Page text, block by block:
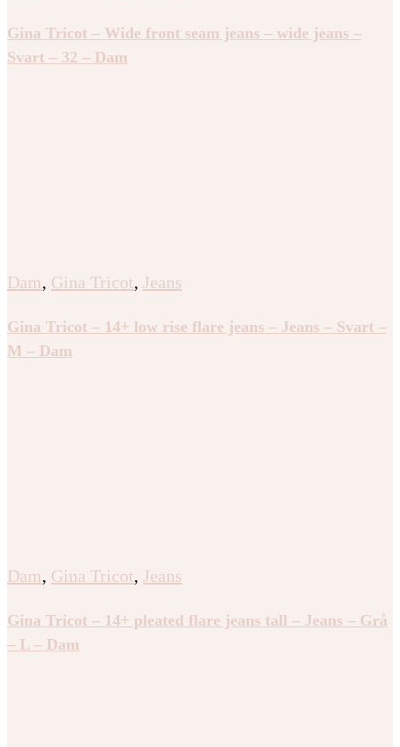
Gina Tricot – Wide front seam jeans – wide jeans –
Svart – 32 – Dam
Dam, Gina Tricot, Jeans
Gina Tricot – 14+ low rise flare jeans – Jeans – Svart –
M – Dam
Dam, Gina Tricot, Jeans
Gina Tricot – 14+ pleated flare jeans tall – Jeans – Grå
– L – Dam